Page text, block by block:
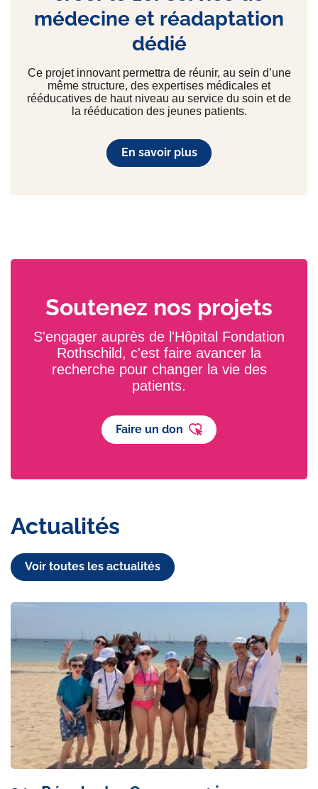
médecine et réadaptation
dédié
Ce projet innovant permettra de réunir, au sein d’une
même structure, des expertises médicales et
rééducatives de haut niveau au service du soin et de
la rééducation des jeunes patients.
En savoir plus
Soutenez nos projets
S'engager auprès de l'Hôpital Fondation
Rothschild, c'est faire avancer la
recherche pour changer la vie des
patients.
Faire un don
Actualités
Voir toutes les actualités